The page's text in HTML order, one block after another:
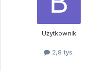
Użytkownik
2,8 tys.